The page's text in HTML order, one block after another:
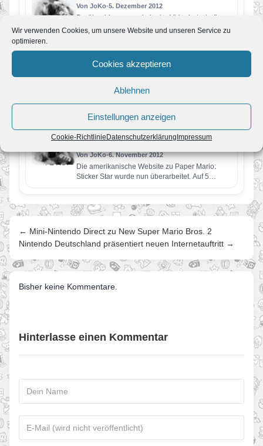
Wir verwenden Cookies, um unsere Website und unseren Service zu
optimieren.
Cookies akzeptieren
Ablehnen
Einstellungen anzeigen
Cookie-Richtlinie Datenschutzerklärung Impressum
Von JoKo•5. Dezember 2012
Darüber hinaus wurde in der Videobotschaft
mitgeteilt, dass es ein limitiertes Sticker-Album
Erste deutsche Screenshot zu Paper
Mario: Sticker Star
Am 07. Dezember ist es endlich soweit und
in Europa. Nintendo…
Microsite zu New Super Mario Bros.
U und Paper Mario: Sticker Star
aktualisiert
Von JoKo•6. November 2012
Die amerikanische Website zu Paper Mario:
Sticker Star wurde nun überarbeitet. Auf 5
Unterseiten findet ihr nun Informationen…
← Mini-Nintendo Direct zu New Super Mario Bros. 2
Nintendo Deutschland präsentiert neuen Internetauftritt →
Bisher keine Kommentare.
Hinterlasse einen Kommentar